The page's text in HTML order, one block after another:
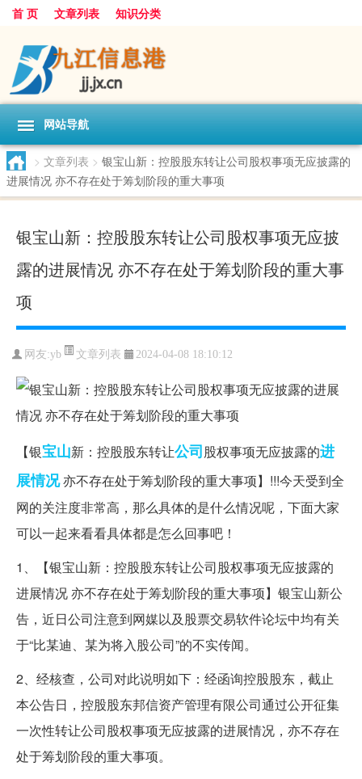
首 页 文章列表 知识分类
网站导航
> 文章列表 > 银宝山新：控股股东转让公司股权事项无应披露的
进展情况 亦不存在处于筹划阶段的重大事项
银宝山新：控股股东转让公司股权事项无应披
露的进展情况 亦不存在处于筹划阶段的重大事
项
网友:yb 文章列表 2024-04-08 18:10:12
【银宝山新：控股股东转让公司股权事项无应披露的进
展情况亦不存在处于筹划阶段的重大事项】!!!今天受到全
网的关注度非常高，那么具体的是什么情况呢，下面大家
可以一起来看看具体都是怎么回事吧！
1、【银宝山新：控股股东转让公司股权事项无应披露的
进展情况 亦不存在处于筹划阶段的重大事项】银宝山新公
告，近日公司注意到网媒以及股票交易软件论坛中均有关
于“比某迪、某为将入股公司”的不实传闻。
2、经核查，公司对此说明如下：经函询控股股东，截止
本公告日，控股股东邦信资产管理有限公司通过公开征集
一次性转让公司股权事项无应披露的进展情况，亦不存在
处于筹划阶段的重大事项。